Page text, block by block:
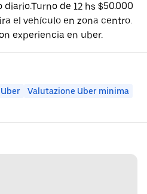
de 12 hs $50.000
el vehículo en zona centro.
experiencia en uber.
Valutazione Uber minima